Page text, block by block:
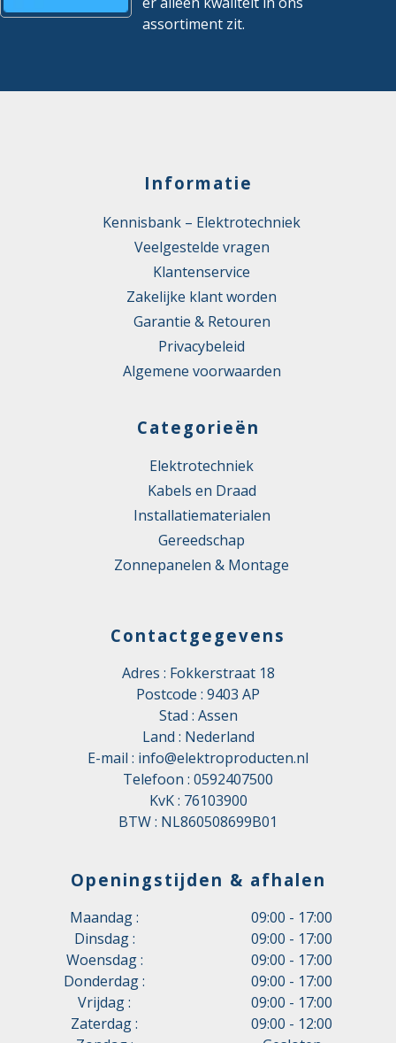
assortiment zit.
Informatie
Kennisbank – Elektrotechniek
Veelgestelde vragen
Klantenservice
Zakelijke klant worden
Garantie & Retouren
Privacybeleid
Algemene voorwaarden
Categorieën
Elektrotechniek
Kabels en Draad
Installatiematerialen
Gereedschap
Zonnepanelen & Montage
Contactgegevens
Adres : Fokkerstraat 18
Postcode : 9403 AP
Stad : Assen
Land : Nederland
E-mail : info@elektroproducten.nl
Telefoon : 0592407500
KvK : 76103900
BTW : NL860508699B01
Openingstijden & afhalen
Maandag :
09:00 - 17:00
Dinsdag :
09:00 - 17:00
Woensdag :
09:00 - 17:00
Donderdag :
09:00 - 17:00
Vrijdag :
09:00 - 17:00
Zaterdag :
09:00 - 12:00